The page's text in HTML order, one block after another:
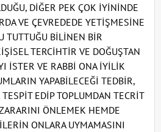
DİĞER PEK ÇOK İYİNİNDE
VE ÇEVREDEDE YETİŞMESİNE
TUTTUĞU BİLİNEN BİR
TERCİHTİR VE DOĞUŞTAN
İSTER VE RABBİ ONA İYİLİK
YAPABİLECEĞİ TEDBİR,
EDİP TOPLUMDAN TECRİT
ÖNLEMEK HEMDE
ONLARA UYMAMASINI